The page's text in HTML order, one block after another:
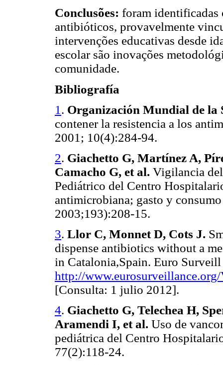
Conclusões: foram identificadas
antibióticos, provavelmente
intervenções educativas desde
escolar são inovações
comunidade.
Bibliografía
1 . Organización Mundial de la
contener la resistencia a los
2001; 10(4):284-94.
2. Giachetto G, Martínez A,
Camacho G, et al. Vigilancia
Pediátrico del Centro
antimicrobiana; gasto y
2003;193):208-15.
3. Llor C, Monnet D, Cots J.
dispense antibiotics without a
in Catalonia,Spain. Euro
http://
[Consulta: 1 julio 2012].
4. Giachetto G, Telechea H,
Aramendi I, et al. Uso de
pediátrica del Centro
77(2):118-24.